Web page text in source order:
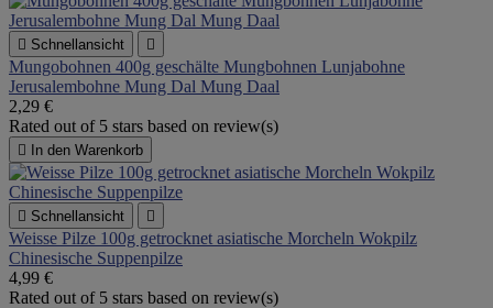
 Schnellansicht 
Mungobohnen 400g geschälte Mungbohnen Lunjabohne
Jerusalembohne Mung Dal Mung Daal
2,29 €
Rated out of 5 stars based on review(s)
 In den Warenkorb
 Schnellansicht 
Weisse Pilze 100g getrocknet asiatische Morcheln Wokpilz
Chinesische Suppenpilze
4,99 €
Rated out of 5 stars based on review(s)